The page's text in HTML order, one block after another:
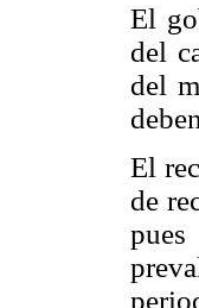
El
del
del
El
de